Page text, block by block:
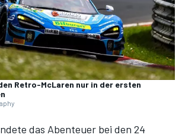
Retro-McLaren nur in der ersten
das Abenteuer bei den 24